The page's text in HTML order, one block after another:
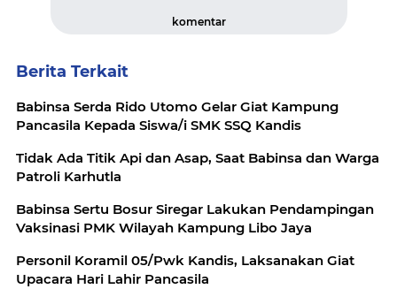
komentar
Berita Terkait
Babinsa Serda Rido Utomo Gelar Giat Kampung
Pancasila Kepada Siswa/i SMK SSQ Kandis
Tidak Ada Titik Api dan Asap, Saat Babinsa dan Warga
Patroli Karhutla
Babinsa Sertu Bosur Siregar Lakukan Pendampingan
Vaksinasi PMK Wilayah Kampung Libo Jaya
Personil Koramil 05/Pwk Kandis, Laksanakan Giat
Upacara Hari Lahir Pancasila